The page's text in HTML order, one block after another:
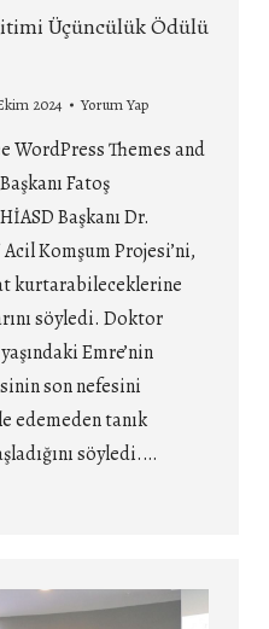
Üçüncülük Ödülü
2024 Yorum Yap
WordPress Themes and
Fatoş
Başkanı Dr.
Komşum Projesi’ni,
kurtarabileceklerine
söyledi. Doktor
Emre’nin
son nefesini
edemeden tanık
söyledi.…